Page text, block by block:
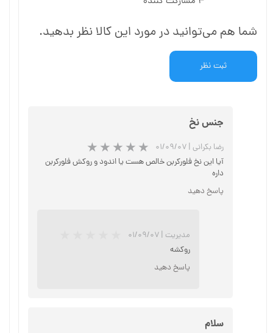
★★
شما هم می‌توانید در مورد این کالا نظر بدهید.
ثبت نظر
جنس نخ
رضا بکرانی | ۰۱/۰۹/۰۷
آیا این نخ فلورکربن خالص هست یا اندود و روکش فلورکربن
داره
پاسخ دهید
مدیریت | ۰۱/۰۹/۰۷
روکشه
پاسخ دهید
سلام